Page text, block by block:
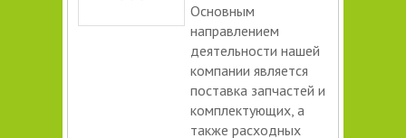
Основным
направлением
деятельности нашей
компании является
поставка запчастей и
комплектующих, а
также расходных